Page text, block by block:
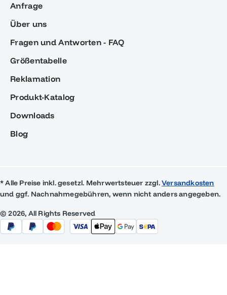
Anfrage
Über uns
Fragen und Antworten - FAQ
Größentabelle
Reklamation
Produkt-Katalog
Downloads
Blog
* Alle Preise inkl. gesetzl. Mehrwertsteuer zzgl.Versandkosten
und ggf. Nachnahmegebühren, wenn nicht anders angegeben.
© 2026, All Rights Reserved